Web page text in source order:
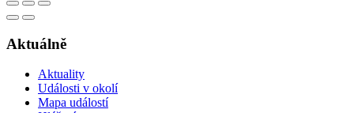
Aktuálně
Aktuality
Události v okolí
Mapa událostí